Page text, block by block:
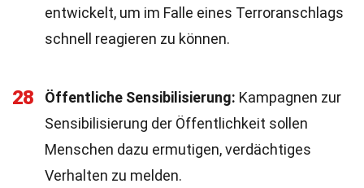
entwickelt, um im Falle eines Terroranschlags
schnell reagieren zu können.
28 Öffentliche Sensibilisierung: Kampagnen zur
Sensibilisierung der Öffentlichkeit sollen
Menschen dazu ermutigen, verdächtiges
Verhalten zu melden.